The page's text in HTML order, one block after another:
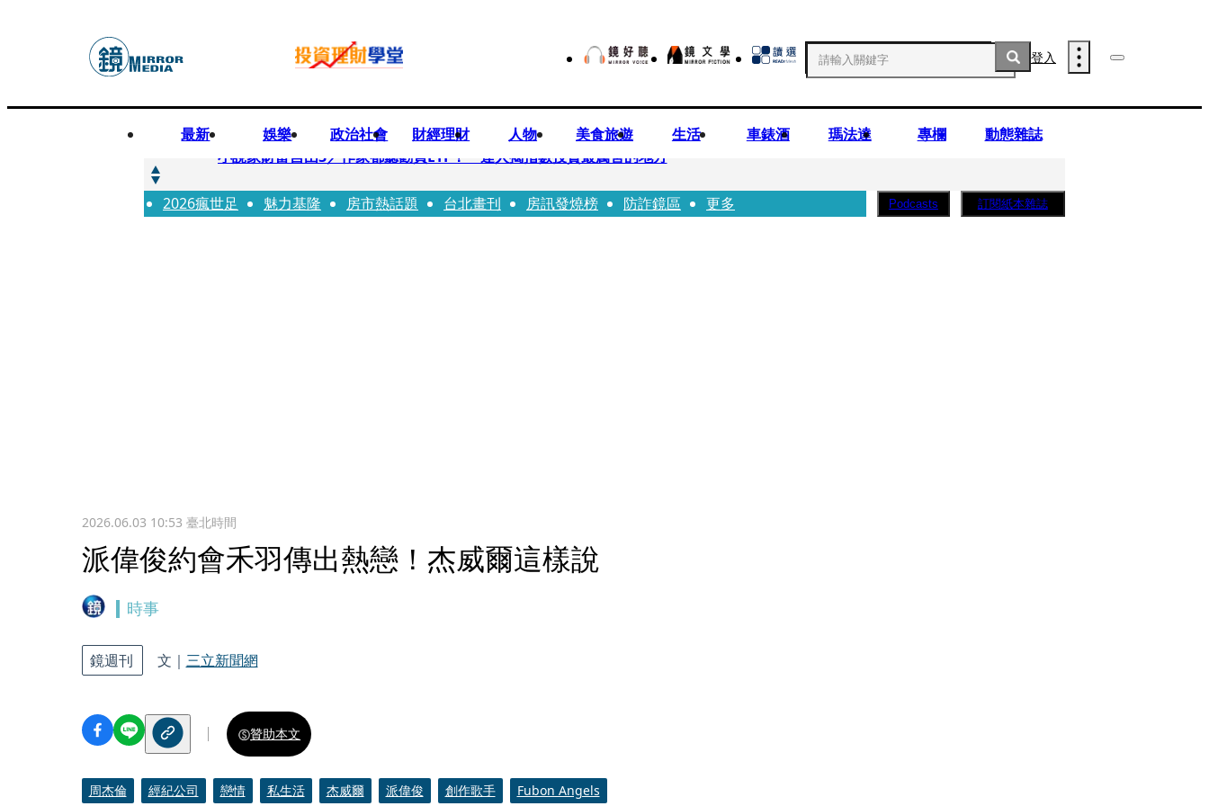
登入
最新 娛樂 政治社會 財經理財 人物 美食旅遊 生活 車錶酒 瑪法達 專欄 動態雜誌
快訊
小說家財富自由3／作家都聽勸買ETF！ 達人揭指數投資最厲害的地方
快訊
《殺手媽咪》孔曉振揹什麼包？ DELVAUX兩款經典包成劇中焦點
2026瘋世足 魅力基隆 房市熱話題 台北畫刊 房訊發燒榜 防詐鏡區 更多 Podcasts 訂閱紙本雜誌
2026.06.03 10:53 臺北時間
派偉俊約會禾羽傳出熱戀！杰威爾這樣說
時事
鏡週刊 文｜ 三立新聞網
贊助本文
周杰倫 經紀公司 戀情 私生活 杰威爾 派偉俊 創作歌手 Fubon Angels